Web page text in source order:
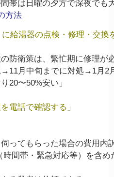
方法
給湯器の点検・修理・交換
防衛策は、繁忙期に修理が
月中旬までに対処→1月2
電話で確認する」
伺ってもらった場合の費用内
間帯・緊急対応等）を含